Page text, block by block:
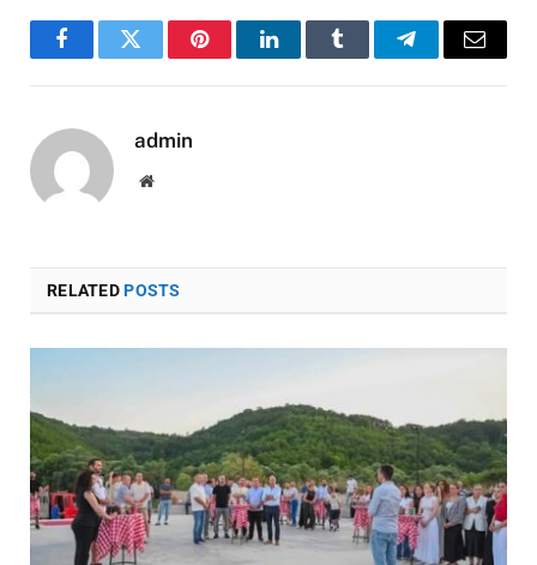
FacebookTwitter PinterestLinkedInTumblr TelegramEmail
admin
Website
RELATEDPOSTS